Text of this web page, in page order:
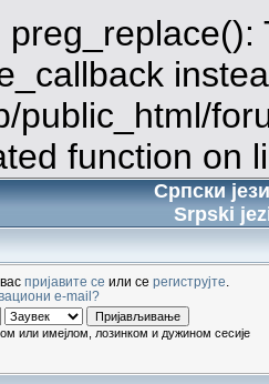
public_html/
function on
Српски
Srpski
пријавите се или се региструјте
e-mail?
или имејлом, лозинком и дужином сесије